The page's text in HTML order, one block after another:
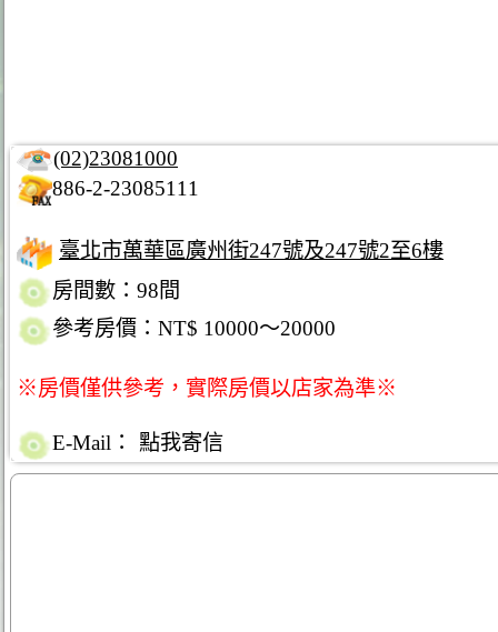
(02)23081000
886-2-23085111
臺北市萬華區廣州街247號及247號2至6樓
房間數：98間
參考房價：NT$ 10000～20000
※房價僅供參考，實際房價以店家為準※
E-Mail： 點我寄信